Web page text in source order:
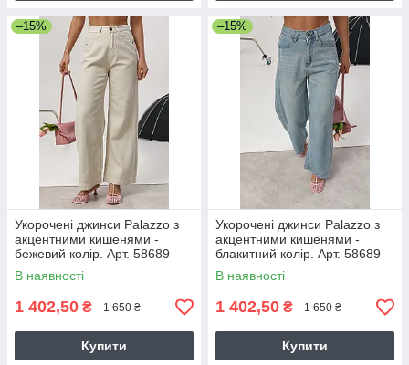
–15%
Укорочені джинси Palazzo з
акцентними кишенями -
бежевий колір. Арт. 58689
В наявності
1 402,50 ₴ 1 650 ₴
Купити
–15%
Укорочені джинси Palazzo з
акцентними кишенями -
блакитний колір. Арт. 58689
В наявності
1 402,50 ₴ 1 650 ₴
Купити